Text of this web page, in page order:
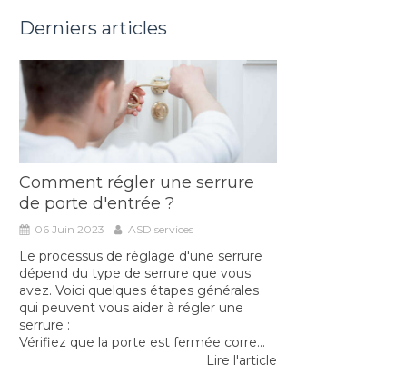
Derniers articles
Comment régler une serrure
de porte d'entrée ?
06 Juin 2023 ASD services
Le processus de réglage d'une serrure
dépend du type de serrure que vous
avez. Voici quelques étapes générales
qui peuvent vous aider à régler une
serrure :
Vérifiez que la porte est fermée corre...
Lire l'article